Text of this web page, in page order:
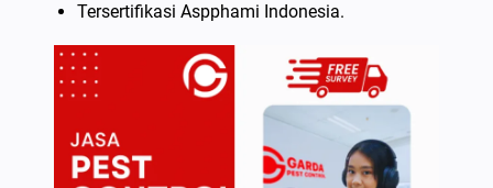
Tersertifikasi Aspphami Indonesia.